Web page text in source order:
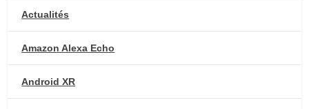
Actualités
Amazon Alexa Echo
Android XR